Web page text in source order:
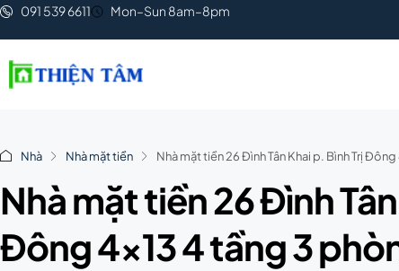
091 539 6611 Mon–Sun 8am–8pm
Nhà Nhà mặt tiền Nhà mặt tiền 26 Đình Tân Khai p. Bình Trị
Nhà mặt tiền 26 Đình
Đông 4×13 4 tầng 3